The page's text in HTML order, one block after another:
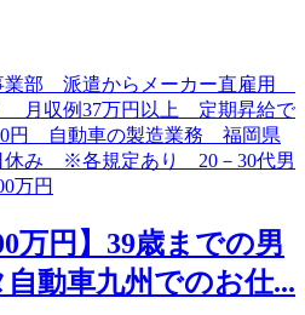
万円】39歳までの男
動車九州でのお仕...